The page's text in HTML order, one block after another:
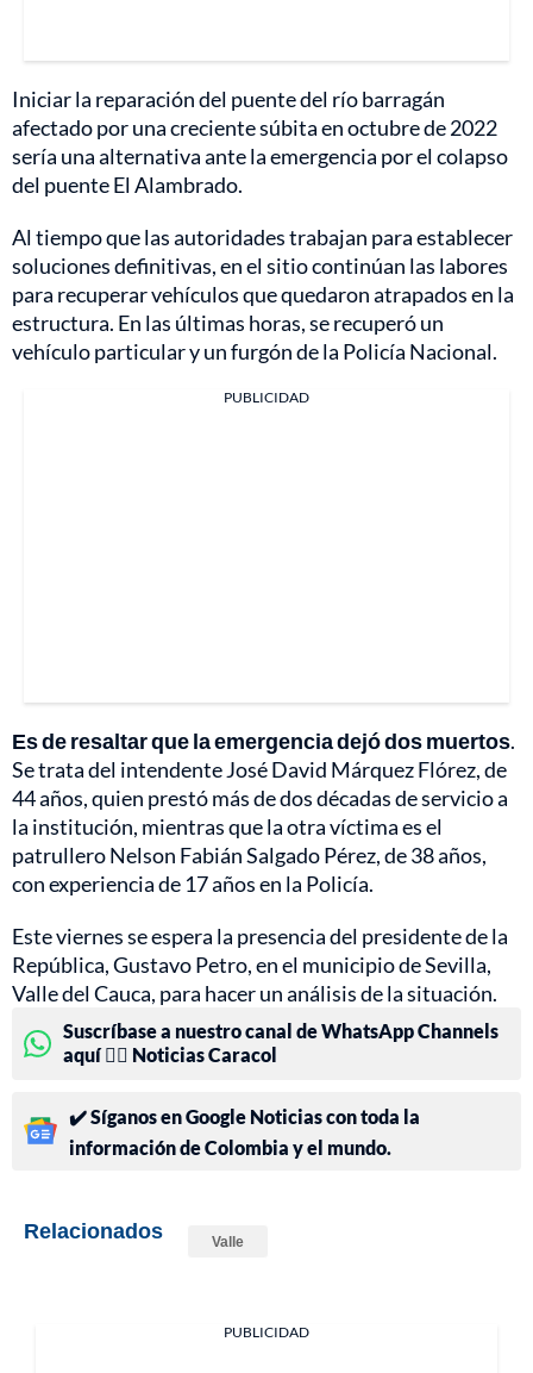
Iniciar la reparación del puente del río barragán
afectado por una creciente súbita en octubre de 2022
sería una alternativa ante la emergencia por el colapso
del puente El Alambrado.
Al tiempo que las autoridades trabajan para establecer
soluciones definitivas, en el sitio continúan las labores
para recuperar vehículos que quedaron atrapados en la
estructura. En las últimas horas, se recuperó un
vehículo particular y un furgón de la Policía Nacional.
PUBLICIDAD
Es de resaltar que la emergencia dejó dos muertos.
Se trata del intendente José David Márquez Flórez, de
44 años, quien prestó más de dos décadas de servicio a
la institución, mientras que la otra víctima es el
patrullero Nelson Fabián Salgado Pérez, de 38 años,
con experiencia de 17 años en la Policía.
Este viernes se espera la presencia del presidente de la
República, Gustavo Petro, en el municipio de Sevilla,
Valle del Cauca, para hacer un análisis de la situación.
Suscríbase a nuestro canal de WhatsApp Channels
aquí 👉🏻 Noticias Caracol
✔️ Síganos en Google Noticias con toda la
información de Colombia y el mundo.
Relacionados Valle
PUBLICIDAD